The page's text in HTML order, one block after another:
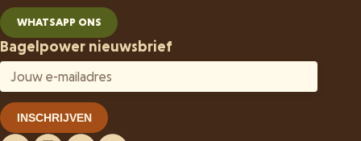
WHATSAPP ONS
Bagelpower nieuwsbrief